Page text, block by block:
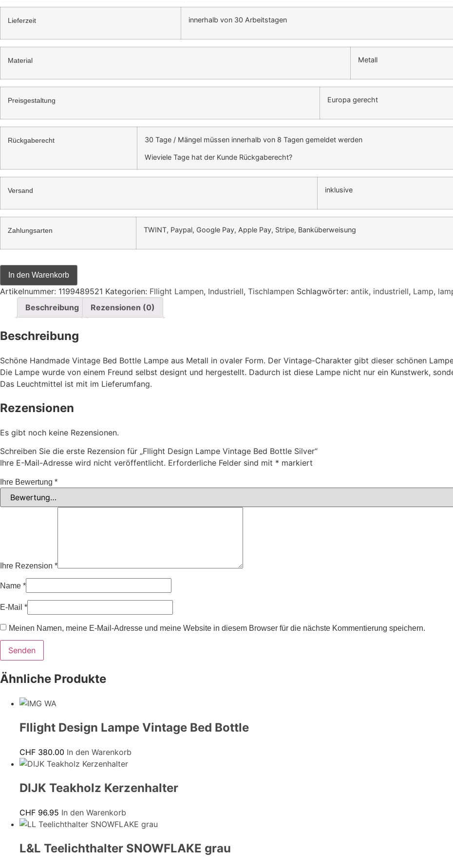
Lieferzeit innerhalb von 30 Arbeitstagen
Material Metall
Preisgestaltung Europa gerecht
Rückgaberecht 30 Tage / Mängel müssen innerhalb von 8 Tagen gemeldet werden
Wieviele Tage hat der Kunde Rückgaberecht?
Versand inklusive
Zahlungsarten TWINT, Paypal, Google Pay, Apple Pay, Stripe, Banküberweisung
In den Warenkorb
Artikelnummer: 1199489521 Kategorien: Fllight Lampen, Industriell, Tischlampen Schlagwörter: antik, industriell, Lamp,
Beschreibung
Rezensionen (0)
Beschreibung
Schöne Handmade Vintage Bed Bottle Lampe aus Metall in ovaler Form. Der Vintage-Charakter gibt dieser schönen
Die Lampe wurde von einem Freund selbst designt und hergestellt. Dadurch ist diese Lampe nicht nur ein Kunstwerk,
Das Leuchtmittel ist mit im Lieferumfang.
Rezensionen
Es gibt noch keine Rezensionen.
Schreiben Sie die erste Rezension für „Fllight Design Lampe Vintage Bed Bottle Silver“
Ihre E-Mail-Adresse wird nicht veröffentlicht. Erforderliche Felder sind mit * markiert
Ihre Bewertung *
Ihre Rezension *
Name *
E-Mail *
Meinen Namen, meine E-Mail-Adresse und meine Website in diesem Browser für die nächste Kommentierung speichern.
Ähnliche Produkte
Fllight Design Lampe Vintage Bed Bottle
CHF 380.00 In den Warenkorb
DIJK Teakholz Kerzenhalter
CHF 96.95 In den Warenkorb
L&L Teelichthalter SNOWFLAKE grau